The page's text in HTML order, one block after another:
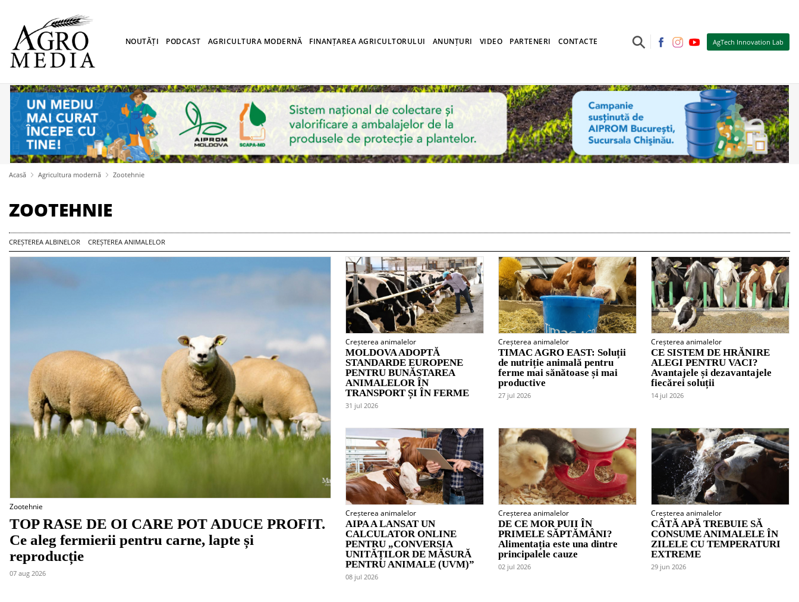
NOUTĂȚI PODCAST AGRICULTURA MODERNĂ FINANȚAREA AGRICULTORULUI ANUNȚURI VIDEO PARTENERI CONTACTE ⚲ AgTech Innovation Lab
Acasă Agricultura modernă Zootehnie
ZOOTEHNIE
CREȘTEREA ALBINELOR CREȘTEREA ANIMALELOR
Zootehnie
TOP RASE DE OI CARE POT ADUCE PROFIT.
Ce aleg fermierii pentru carne, lapte și
reproducție
07 aug 2026
Creșterea animalelor
MOLDOVA ADOPTĂ
STANDARDE EUROPENE
PENTRU BUNĂSTAREA
ANIMALELOR ÎN
TRANSPORT ȘI ÎN FERME
31 jul 2026
Creșterea animalelor
TIMAC AGRO EAST: Soluții
de nutriție animală pentru
ferme mai sănătoase și mai
productive
27 jul 2026
Creșterea animalelor
CE SISTEM DE HRĂNIRE
ALEGI PENTRU VACI?
Avantajele și dezavantajele
fiecărei soluții
14 jul 2026
Creșterea animalelor
AIPA A LANSAT UN
CALCULATOR ONLINE
PENTRU „CONVERSIA
UNITĂȚILOR DE MĂSURĂ
PENTRU ANIMALE (UVM)”
08 jul 2026
Creșterea animalelor
DE CE MOR PUII ÎN
PRIMELE SĂPTĂMÂNI?
Alimentația este una dintre
principalele cauze
02 jul 2026
Creșterea animalelor
CÂTĂ APĂ TREBUIE SĂ
CONSUME ANIMALELE ÎN
ZILELE CU TEMPERATURI
EXTREME
29 jun 2026